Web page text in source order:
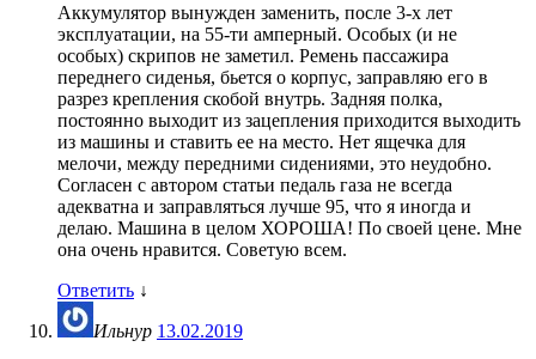
Аккумулятор вынужден заменить, после 3-х лет
эксплуатации, на 55-ти амперный. Особых (и не
особых) скрипов не заметил. Ремень пассажира
переднего сиденья, бьется о корпус, заправляю его в
разрез крепления скобой внутрь. Задняя полка,
постоянно выходит из зацепления приходится выходить
из машины и ставить ее на место. Нет ящечка для
мелочи, между передними сидениями, это неудобно.
Согласен с автором статьи педаль газа не всегда
адекватна и заправляться лучше 95, что я иногда и
делаю. Машина в целом ХОРОША! По своей цене. Мне
она очень нравится. Советую всем.
Ответить ↓
Ильнур 13.02.2019